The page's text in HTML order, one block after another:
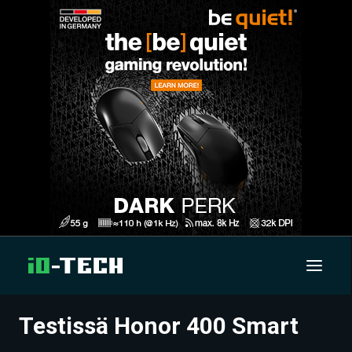
UUTISET
Testissä Honor 400 Smart